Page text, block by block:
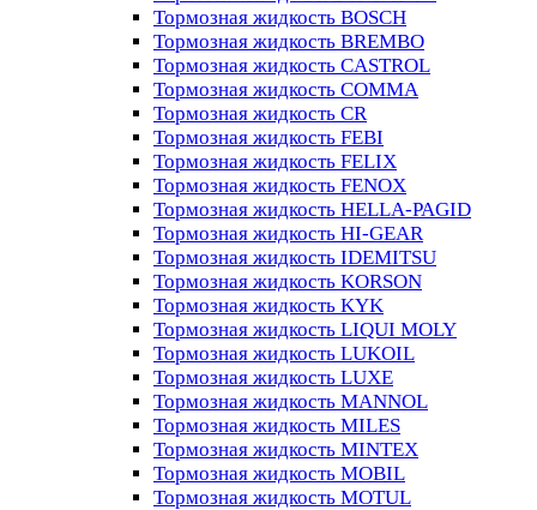
Тормозная жидкость BOSCH
Тормозная жидкость BREMBO
Тормозная жидкость CASTROL
Тормозная жидкость COMMA
Тормозная жидкость CR
Тормозная жидкость FEBI
Тормозная жидкость FELIX
Тормозная жидкость FENOX
Тормозная жидкость HELLA-PAGID
Тормозная жидкость HI-GEAR
Тормозная жидкость IDEMITSU
Тормозная жидкость KORSON
Тормозная жидкость KYK
Тормозная жидкость LIQUI MOLY
Тормозная жидкость LUKOIL
Тормозная жидкость LUXE
Тормозная жидкость MANNOL
Тормозная жидкость MILES
Тормозная жидкость MINTEX
Тормозная жидкость MOBIL
Тормозная жидкость MOTUL